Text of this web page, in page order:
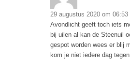
29 augustus 2020 om 06:53
Avondlicht geeft toch iets
bij uilen al kan de Steenuil
gespot worden wees er blij
kom je niet iedere dag tegen